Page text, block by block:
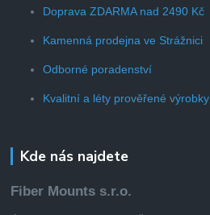
Doprava ZDARMA nad 2490 Kč
Kamenná prodejna ve Strážnici
Odborné poradenství
Kvalitní a léty prověřené výrobky
Kde nás najdete
Fiber Mounts s.r.o.